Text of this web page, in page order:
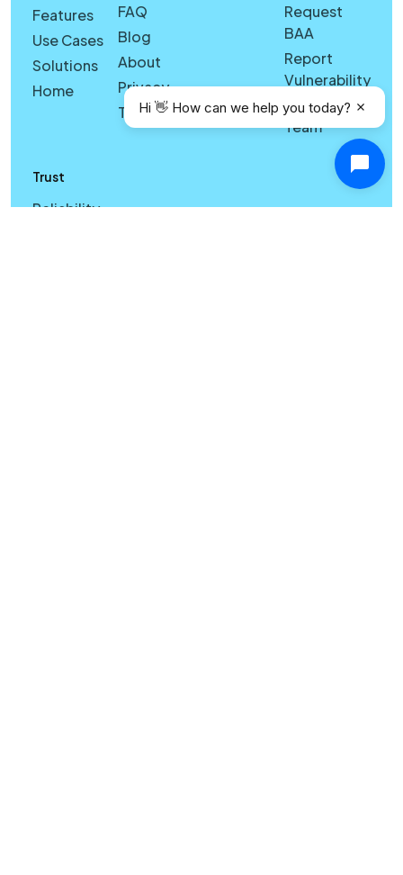
Features
Use Cases
Solutions
Home
FAQ
Blog
About
Privacy
Terms
Trust
Reliability
Request
BAA
Report
Vulnerability
Join Our
Team
Hi 👋 How can we help you today?